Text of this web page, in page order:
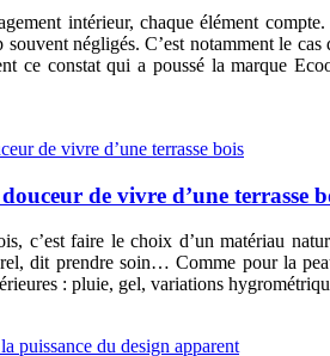
intérieur, chaque élément
souvent négligés. C’est notamment le
ce constat qui a poussé la marque
de vivre d’une terrasse
c’est faire le choix d’un matériau
dit prendre soin… Comme pour la
: pluie, gel, variations